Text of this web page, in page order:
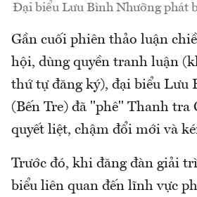
Đại biểu Lưu Bình Nhưỡng phát
Gần cuối phiên thảo luận
hội, dùng quyền tranh luận
thứ tự đăng ký), đại biểu Lưu
(Bến Tre) đã "phê" Thanh
quyết liệt, chậm đổi mới và
Trước đó, khi đăng đàn giải
biểu liên quan đến lĩnh vực